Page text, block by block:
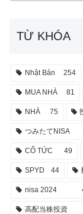
TỪ KHÓA
Nhật Bản 254
MUA NHÀ 81
NHÀ 75
つみたてNISA
CỔ TỨC 49
SPYD 44
nisa 2024
高配当株投資